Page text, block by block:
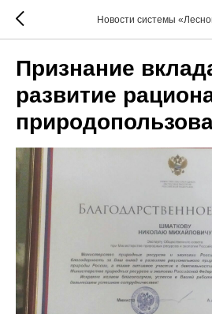
Новости системы
Признание
развитие